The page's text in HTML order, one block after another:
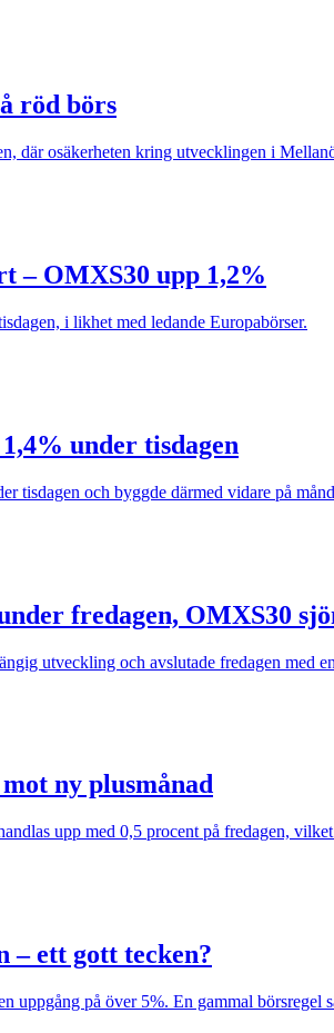
röd börs
där osäkerheten kring utvecklingen i
– OMXS30 upp 1,2%
i likhet med ledande Europabörser.
under tisdagen
tisdagen och byggde därmed vidare på
fredagen, OMXS30
utveckling och avslutade fredagen med
ny plusmånad
upp med 0,5 procent på fredagen,
– ett gott tecken?
uppgång på över 5%. En gammal börsregel